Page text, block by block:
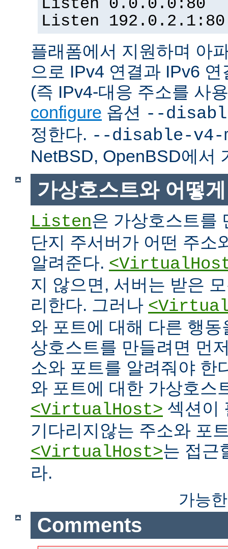
Listen 0.0.0.0:80
Listen 192.0.2.1:80
플래폼에서 지원하며 아
으로 IPv4 연결과 IPv6
(즉 IPv4-대응 주소를 사
configure 옵션 --
정한다. --disable-v4-
NetBSD, OpenBSD에서
가상호스트와 어떻
Listen은 가상호스트를
단지 주서버가 어떤 주소
알려준다.
지 않으면, 서버는 받은
리한다. 그러나
와 포트에 대해 다른 행
상호스트를 만들려면 먼
소와 포트를 알려줘야 한
와 포트에 대한 가상호스
<VirtualHost> 섹션이
기다리지않는 주소와 포
<VirtualHost>는 접근
라.
가능
Comments